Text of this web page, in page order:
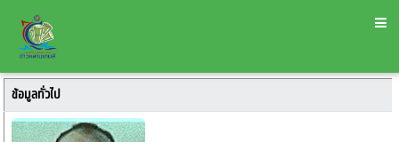
ข้อมูลทั่วไป